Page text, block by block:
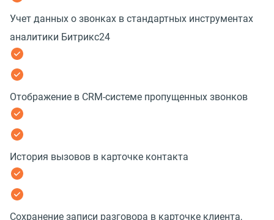
Учет данных о звонках в стандартных инструментах
аналитики Битрикс24
Отображение в CRM-системе пропущенных звонков
История вызовов в карточке контакта
Сохранение записи разговора в карточке клиента,